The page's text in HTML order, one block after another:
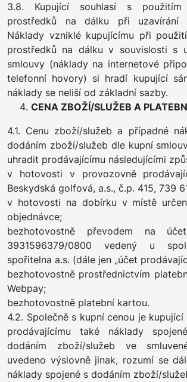
3.8. Kupující souhlasí s použitím
prostředků na dálku při uzavírání
Náklady vzniklé kupujícímu při
prostředků na dálku v souvislosti s
smlouvy (náklady na internetové
telefonní hovory) si hradí kupující
náklady se neliší od základní sazby.
CENA ZBOŽÍ/SLUŽEB A
4.1. Cenu zboží/služeb a případné
dodáním zboží/služeb dle kupní
uhradit prodávajícímu následujícími
v hotovosti v provozovně
Beskydská golfová, a.s., č.p. 415, 739
v hotovosti na dobírku v místě
objednávce;
bezhotovostně převodem na
3931596379/0800 vedený u
spořitelna a.s. (dále jen „účet
bezhotovostně prostřednictvím
Webpay;
bezhotovostně platební kartou.
4.2. Společně s kupní cenou je
prodávajícímu také náklady
dodáním zboží/služeb ve
uvedeno výslovně jinak, rozumí se
náklady spojené s dodáním zboží/